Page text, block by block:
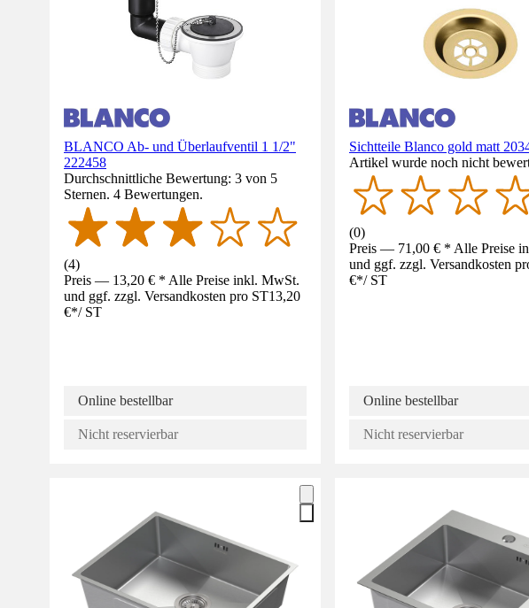
BLANCO Ab- und Überlaufventil 1 1/2"
222458
Durchschnittliche Bewertung: 3 von 5
Sternen. 4 Bewertungen.
(4)
Preis — 13,20 € * Alle Preise inkl. MwSt.
und ggf. zzgl. Versandkosten pro ST13,20
€*/ ST
Online bestellbar
Nicht reservierbar
Sichtteile Blanco gold matt
Artikel wurde noch nicht
(0)
Preis — 71,00 € * Alle Preise
und ggf. zzgl. Versandkosten
€*/ ST
Online bestellbar
Nicht reservierbar